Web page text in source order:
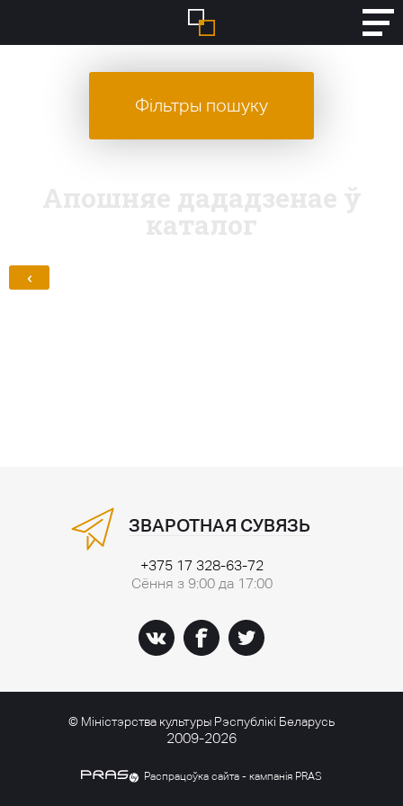
Фільтры пошуку
ЗВАРОТНАЯ СУВЯЗЬ
+375 17 328-63-72
Сёння з 9:00 да 17:00
© Міністэрства культуры Рэспублікі Беларусь
2009-2026
Распрацоўка сайта - кампанія PRAS